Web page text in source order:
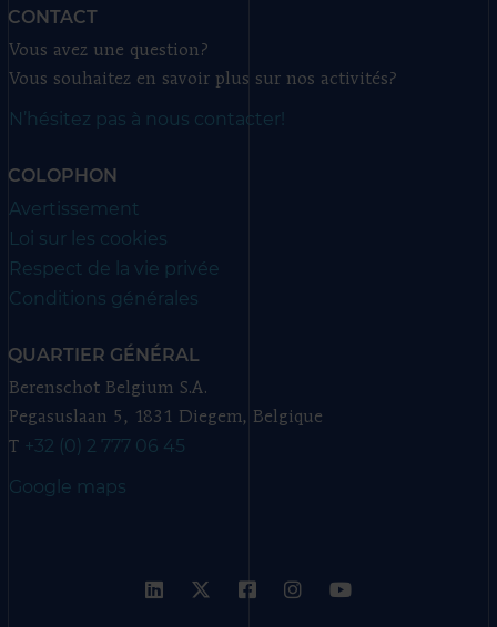
CONTACT
Vous avez une question?
Vous souhaitez en savoir plus sur nos activités?
N’hésitez pas à nous contacter!
COLOPHON
Avertissement
Loi sur les cookies
Respect de la vie privée
Conditions générales
QUARTIER GÉNÉRAL
Berenschot Belgium S.A.
Pegasuslaan 5, 1831 Diegem, Belgique
T +32 (0) 2 777 06 45
Google maps